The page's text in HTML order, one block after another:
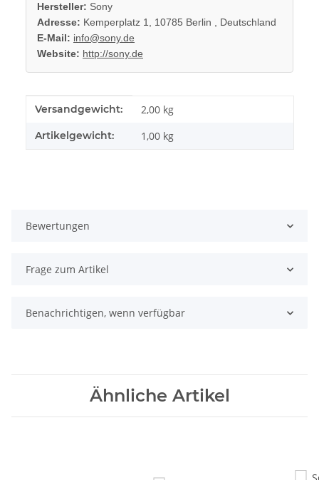
Hersteller: Sony
Adresse: Kemperplatz 1, 10785 Berlin , Deutschland
E-Mail: info@sony.de
Website: http://sony.de
Produkteigenschaft
Wert
Versandgewicht: 2,00 kg
Artikelgewicht: 1,00 kg
Bewertungen
Frage zum Artikel
Benachrichtigen, wenn verfügbar
Ähnliche Artikel